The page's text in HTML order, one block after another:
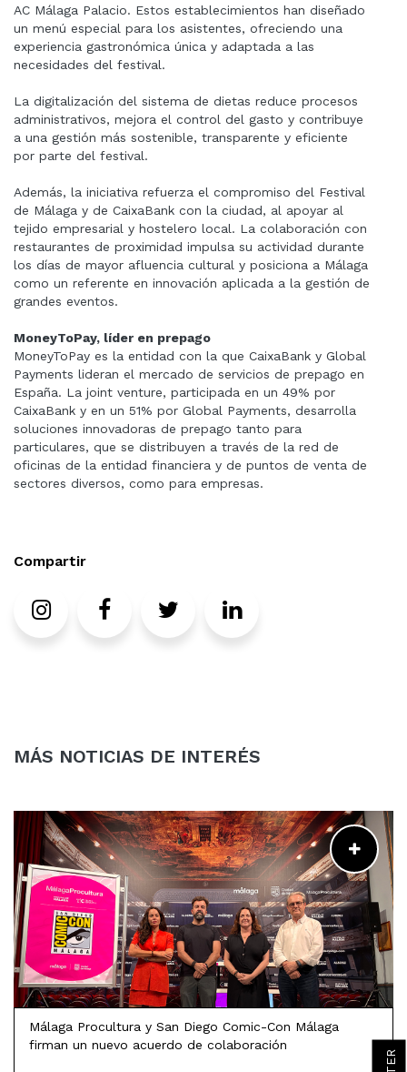
AC Málaga Palacio. Estos establecimientos han diseñado
un menú especial para los asistentes, ofreciendo una
experiencia gastronómica única y adaptada a las
necesidades del festival.
La digitalización del sistema de dietas reduce procesos
administrativos, mejora el control del gasto y contribuye
a una gestión más sostenible, transparente y eficiente
por parte del festival.
Además, la iniciativa refuerza el compromiso del Festival
de Málaga y de CaixaBank con la ciudad, al apoyar al
tejido empresarial y hostelero local. La colaboración con
restaurantes de proximidad impulsa su actividad durante
los días de mayor afluencia cultural y posiciona a Málaga
como un referente en innovación aplicada a la gestión de
grandes eventos.
MoneyToPay, líder en prepago
MoneyToPay es la entidad con la que CaixaBank y Global
Payments lideran el mercado de servicios de prepago en
España. La joint venture, participada en un 49% por
CaixaBank y en un 51% por Global Payments, desarrolla
soluciones innovadoras de prepago tanto para
particulares, que se distribuyen a través de la red de
oficinas de la entidad financiera y de puntos de venta de
sectores diversos, como para empresas.
Compartir
MÁS NOTICIAS DE INTERÉS
Málaga Procultura y San Diego Comic-Con Málaga
firman un nuevo acuerdo de colaboración
LEER MÁS